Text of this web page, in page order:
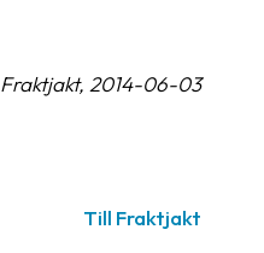
Fraktjakt, 2014-06-03
Till Fraktjakt